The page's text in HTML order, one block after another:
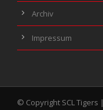
Archiv
Impressum
© Copyright SCL Tigers |